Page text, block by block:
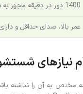
1400 دور در دقیقه مجهز به سیستم Anti Vibration
عمر بالا، صدای حداقل و دارای گارانتی